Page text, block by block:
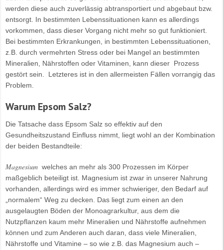
werden diese auch zuverlässig abtransportiert und abgebaut bzw.
entsorgt. In bestimmten Lebenssituationen kann es allerdings
vorkommen, dass dieser Vorgang nicht mehr so gut funktioniert.
Bei bestimmten Erkrankungen, in bestimmten Lebenssituationen,
z.B. durch vermehrten Stress oder bei Mangel an bestimmten
Mineralien, Nährstoffen oder Vitaminen, kann dieser Prozess
gestört sein. Letzteres ist in den allermeisten Fällen vorrangig das
Problem.
Warum Epsom Salz?
Die Tatsache dass Epsom Salz so effektiv auf den
Gesundheitszustand Einfluss nimmt, liegt wohl an der Kombination
der beiden Bestandteile:
Magnesium welches an mehr als 300 Prozessen im Körper
maßgeblich beteiligt ist. Magnesium ist zwar in unserer Nahrung
vorhanden, allerdings wird es immer schwieriger, den Bedarf auf
„normalem“ Weg zu decken. Das liegt zum einen an den
ausgelaugten Böden der Monoagrarkultur, aus dem die
Nutzpflanzen kaum mehr Mineralien und Nährstoffe aufnehmen
können und zum Anderen auch daran, dass viele Mineralien,
Nährstoffe und Vitamine – so wie z.B. das Magnesium auch –